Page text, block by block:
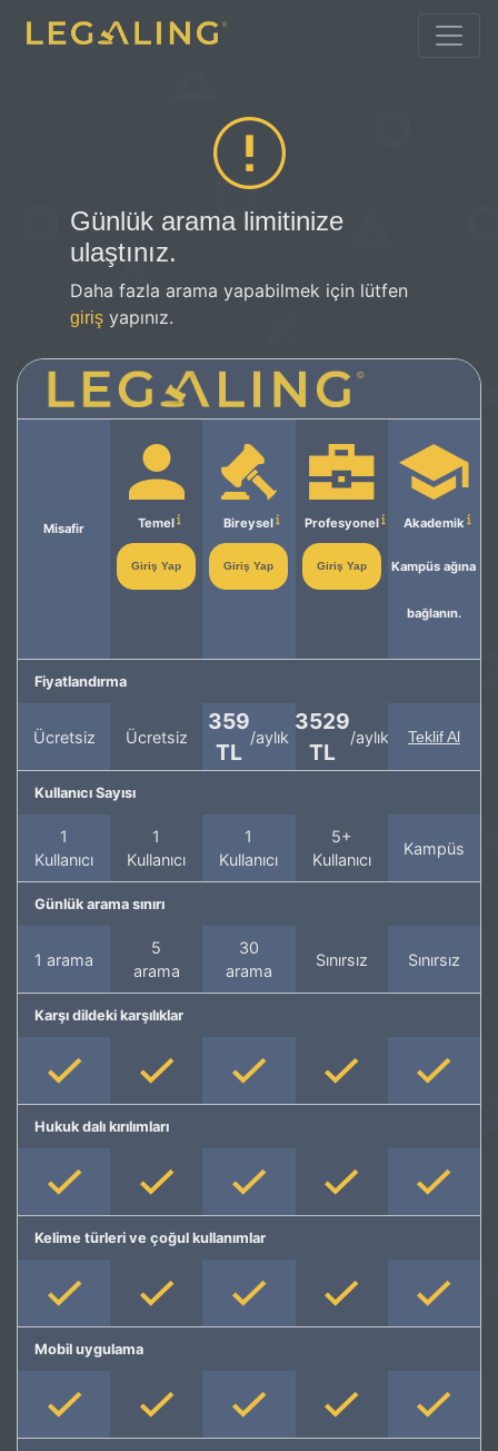
Günlük arama limitinize
ulaştınız.
Daha fazla arama yapabilmek için lütfen
giriş yapınız.
Misafir Temel
Giriş Yap
Bireysel
Giriş Yap
Profesyonel
Giriş Yap
Akademik
Kampüs ağına
bağlanın.
Fiyatlandırma
Ücretsiz Ücretsiz
359
TL
/aylık
3529
TL
/aylık Teklif Al
Kullanıcı Sayısı
1
Kullanıcı
1
Kullanıcı
1
Kullanıcı
5+
Kullanıcı
Kampüs
Günlük arama sınırı
1 arama
5
arama
30
arama
Sınırsız Sınırsız
Karşı dildeki karşılıklar
Hukuk dalı kırılımları
Kelime türleri ve çoğul kullanımlar
Mobil uygulama